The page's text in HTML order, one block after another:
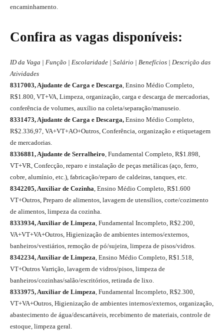
encaminhamento.
Confira as vagas disponíveis:
ID da Vaga | Função | Escolaridade | Salário | Benefícios | Descrição das
Atividades
8317003, Ajudante de Carga e Descarga, Ensino Médio Completo,
R$1.800, VT+VA, Limpeza, organização, carga e descarga de mercadorias,
conferência de volumes, auxílio na coleta/separação/manuseio.
8331473, Ajudante de Carga e Descarga, Ensino Médio Completo,
R$2.336,97, VA+VT+AO+Outros, Conferência, organização e etiquetagem
de mercadorias.
8336881, Ajudante de Serralheiro, Fundamental Completo, R$1.898,
VT+VR, Confecção, reparo e instalação de peças metálicas (aço, ferro,
cobre, alumínio, etc.), fabricação/reparo de caldeiras, tanques, etc.
8342205, Auxiliar de Cozinha, Ensino Médio Completo, R$1.600
VT+Outros, Preparo de alimentos, lavagem de utensílios, corte/cozimento
de alimentos, limpeza da cozinha.
8333934, Auxiliar de Limpeza, Fundamental Incompleto, R$2.200,
VA+VT+VA+Outros, Higienização de ambientes internos/externos,
banheiros/vestiários, remoção de pó/sujeira, limpeza de pisos/vidros.
8342234, Auxiliar de Limpeza, Ensino Médio Completo, R$1.518,
VT+Outros Varrição, lavagem de vidros/pisos, limpeza de
banheiros/cozinhas/salão/escritórios, retirada de lixo.
8333975, Auxiliar de Limpeza, Fundamental Incompleto, R$2.300,
VT+VA+Outros, Higienização de ambientes internos/externos, organização,
abastecimento de água/descartáveis, recebimento de materiais, controle de
estoque, limpeza geral.